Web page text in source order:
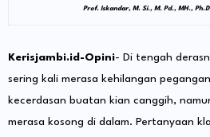
Prof. Iskandar, M. Si., M. Pd., MH.,
Kerisjambi.id-Opini- Di tengah
sering kali merasa kehilangan
kecerdasan buatan kian canggih,
merasa kosong di dalam. Pertanyaan